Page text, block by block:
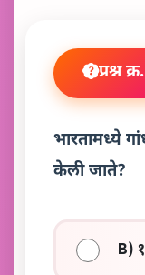
प्रश्न
भारतामध्ये
केली जाते?
B)